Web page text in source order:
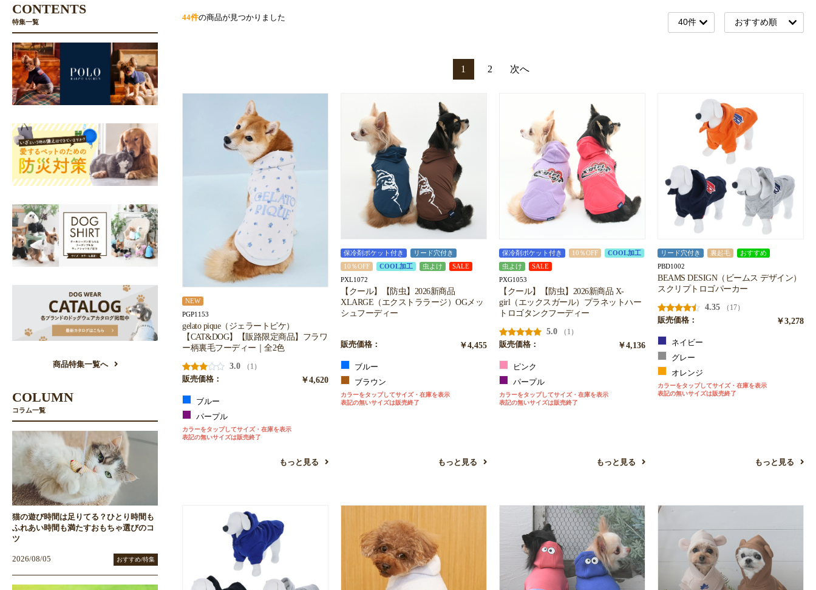
44件の商品が見つかりました
1 2 次へ
NEW
PGP1153
gelato pique（ジェラートピケ）
【CAT&DOG】【販路限定商品】フラワ
ー柄裏毛フーディー｜全2色
3.0
（1）
販売価格：
￥4,620
ブルー
パープル
カラーをタップしてサイズ・在庫を表示
表記の無いサイズは販売終了
もっと見る
保冷剤ポケット付き
リード穴付き
10％OFF
COOL加工 虫よけ SALE
PXL1072
【クール】【防虫】2026新商品
XLARGE（エクストララージ）OGメッ
シュフーディー
販売価格： ￥4,455
ブルー
ブラウン
カラーをタップしてサイズ・在庫を表示
表記の無いサイズは販売終了
もっと見る
保冷剤ポケット付き 10％OFF
COOL加工
虫よけ
SALE
PXG1053
【クール】【防虫】2026新商品 X-
girl（エックスガール）プラネットハー
トロゴタンクフーディー
5.0
（1）
販売価格：
￥4,136
ピンク
パープル
カラーをタップしてサイズ・在庫を表示
表記の無いサイズは販売終了
もっと見る
リード穴付き 裏起毛 おすすめ
PBD1002
BEAMS DESIGN（ビームス デザイン）
スクリプトロゴパーカー
4.35
（17）
販売価格：
￥3,278
ネイビー
グレー
オレンジ
カラーをタップしてサイズ・在庫を表示
表記の無いサイズは販売終了
もっと見る
お買い物を続ける
CONTENTS
特集一覧
商品特集一覧へ
COLUMN
コラム一覧
猫の遊び時間は足りてる？ひとり時間も
ふれあい時間も満たすおもちゃ選びのコ
ツ
2026/08/05 おすすめ/特集